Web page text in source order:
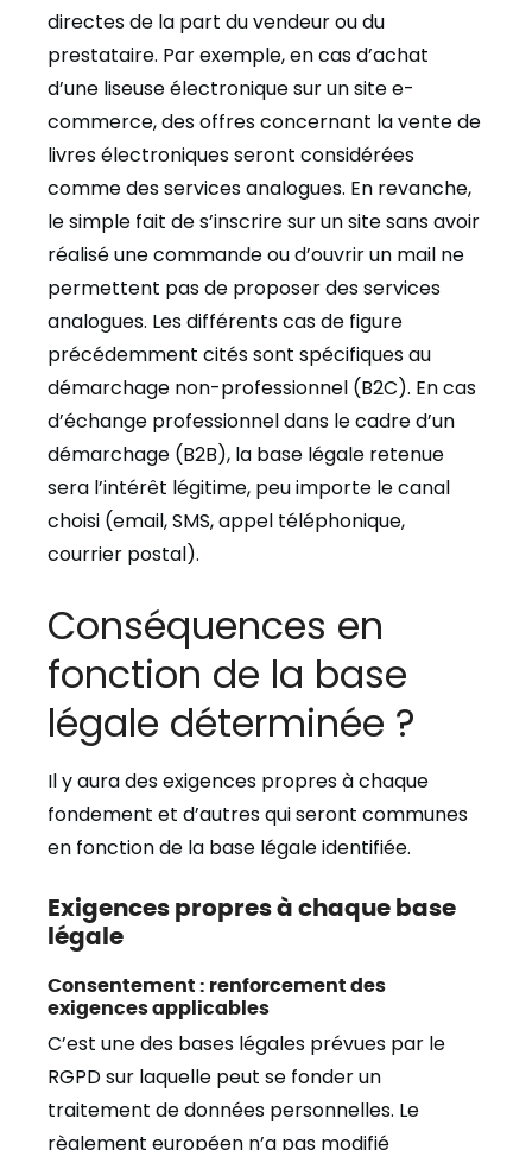
directes de la part du vendeur ou du
prestataire. Par exemple, en cas d’achat
d’une liseuse électronique sur un site e-
commerce, des offres concernant la vente de
livres électroniques seront considérées
comme des services analogues. En revanche,
le simple fait de s’inscrire sur un site sans avoir
réalisé une commande ou d’ouvrir un mail ne
permettent pas de proposer des services
analogues. Les différents cas de figure
précédemment cités sont spécifiques au
démarchage non-professionnel (B2C). En cas
d’échange professionnel dans le cadre d’un
démarchage (B2B), la base légale retenue
sera l’intérêt légitime, peu importe le canal
choisi (email, SMS, appel téléphonique,
courrier postal).
Conséquences en
fonction de la base
légale déterminée ?
Il y aura des exigences propres à chaque
fondement et d’autres qui seront communes
en fonction de la base légale identifiée.
Exigences propres à chaque base
légale
Consentement : renforcement des
exigences applicables
C’est une des bases légales prévues par le
RGPD sur laquelle peut se fonder un
traitement de données personnelles. Le
règlement européen n’a pas modifié